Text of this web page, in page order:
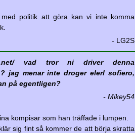
politik att göra kan vi inte komma
- LG2S
vad tror ni driver denna
jag menar inte droger elerl sofiero,
på egentligen?
- Mikey54
kompisar som han träffade i lumpen.
sig fint så kommer de att börja skratta